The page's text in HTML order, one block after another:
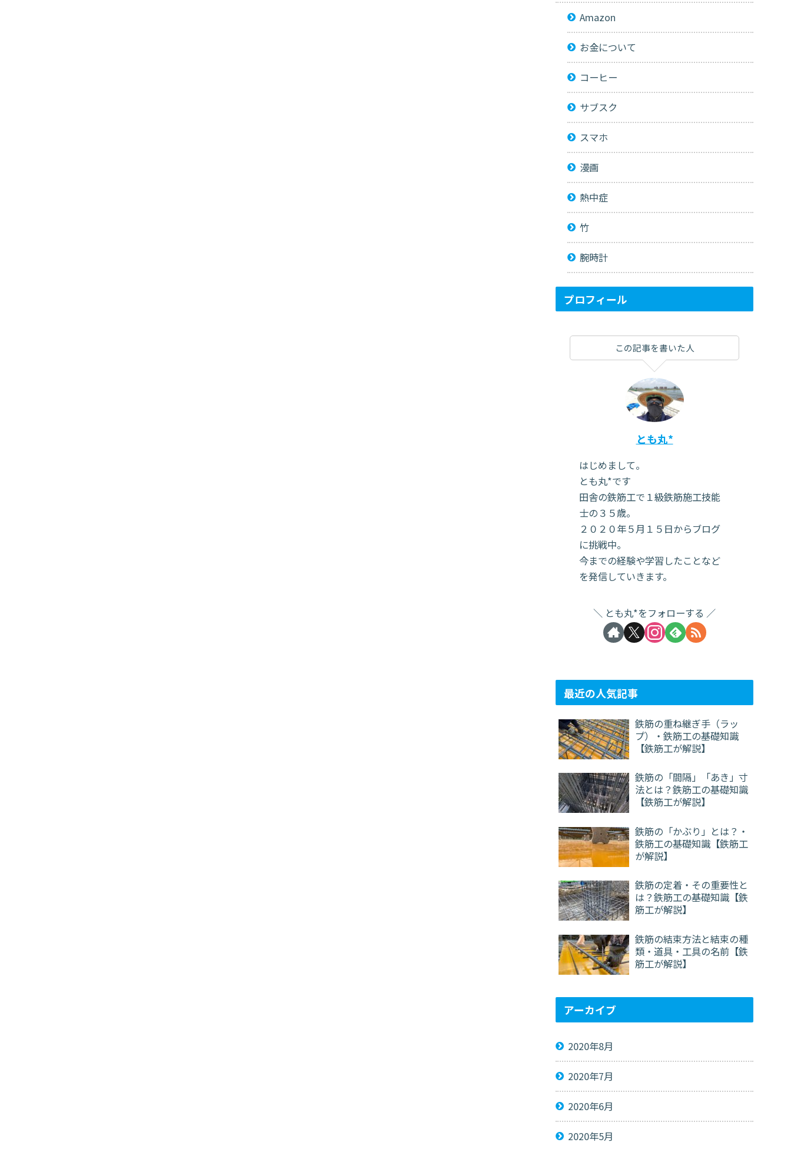
Amazon
お金について
コーヒー
サブスク
スマホ
漫画
熱中症
竹
腕時計
プロフィール
この記事を書いた人
とも丸*
はじめまして。
とも丸*です
田舎の鉄筋工で１級鉄筋施工技能
士の３５歳。
２０２０年５月１５日からブログ
に挑戦中。
今までの経験や学習したことなど
を発信していきます。
とも丸*をフォローする
最近の人気記事
鉄筋の重ね継ぎ手（ラッ
プ）・鉄筋工の基礎知識
【鉄筋工が解説】
鉄筋の「間隔」「あき」寸
法とは？鉄筋工の基礎知識
【鉄筋工が解説】
鉄筋の「かぶり」とは？・
鉄筋工の基礎知識【鉄筋工
が解説】
鉄筋の定着・その重要性と
は？鉄筋工の基礎知識【鉄
筋工が解説】
鉄筋の結束方法と結束の種
類・道具・工具の名前【鉄
筋工が解説】
アーカイブ
2020年8月
2020年7月
2020年6月
2020年5月